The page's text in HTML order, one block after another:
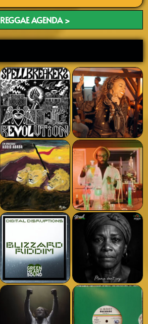
REGGAE AGENDA >